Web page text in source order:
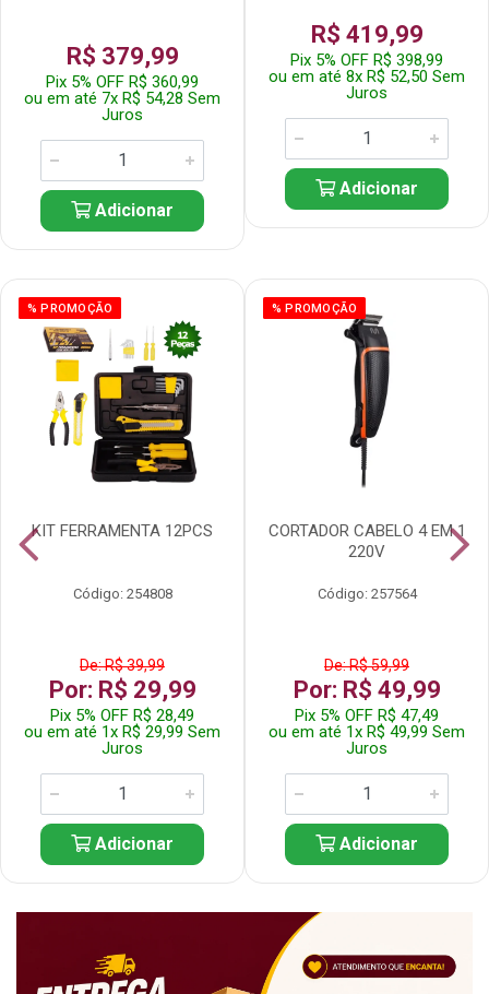
R$ 379,99
Pix 5% OFF R$ 360,99
ou em até 7x R$ 54,28 Sem
Juros
Adicionar
R$ 419,99
Pix 5% OFF R$ 398,99
ou em até 8x R$ 52,50 Sem
Juros
Adicionar
% PROMOÇÃO
KIT FERRAMENTA 12PCS
Código: 254808
De: R$ 39,99
Por: R$ 29,99
Pix 5% OFF R$ 28,49
ou em até 1x R$ 29,99 Sem
Juros
Adicionar
% PROMOÇÃO
CORTADOR CABELO 4 EM 1
220V
Código: 257564
De: R$ 59,99
Por: R$ 49,99
Pix 5% OFF R$ 47,49
ou em até 1x R$ 49,99 Sem
Juros
Adicionar